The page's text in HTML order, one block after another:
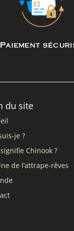
Paiement
du site
je ?
Chinook ?
de l’attrape-rêves